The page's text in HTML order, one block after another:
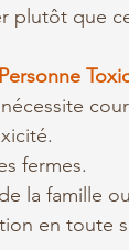
plutôt que
fermes.
la famille
en toute